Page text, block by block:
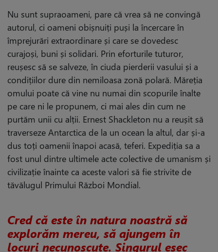
Nu sunt supraoameni, pare că vrea să ne convingă
autorul, ci oameni obișnuiți puși la încercare în
împrejurări extraordinare și care se dovedesc
curajoși, buni și solidari. Prin eforturile tuturor,
reușesc să se salveze, în ciuda pierderii vasului și a
condițiilor dure din nemiloasa zonă polară. Măreția
omului poate că vine nu numai din scopurile înalte
pe care ni le propunem, ci mai ales din cum ne
purtăm unii cu alții. Ernest Shackleton nu a reușit să
traverseze Antarctica de la un ocean la altul, dar și-a
dus toți oamenii înapoi acasă, teferi. Expediția sa a
fost unul dintre ultimele acte colective de umanism și
civilizație înainte ca aceste valori să fie strivite de
tăvălugul Primului Război Mondial.
Cred că este în natura noastră să
explorăm mereu, să ajungem în
locuri necunoscute. Singurul eșec